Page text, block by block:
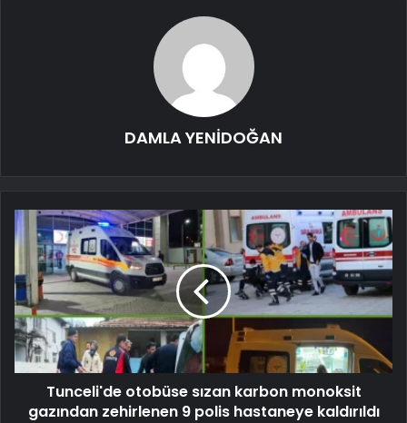
DAMLA YENİDOĞAN
Tunceli'de otobüse sızan karbon monoksit
gazından zehirlenen 9 polis hastaneye kaldırıldı